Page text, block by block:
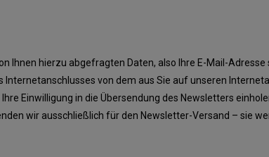
Ihnen hierzu abgefragten Daten, also Ihre E-Mail-
von dem aus Sie auf unseren
Einwilligung in die Übersendung des Newsletters
wir ausschließlich für den Newsletter-Versand – sie